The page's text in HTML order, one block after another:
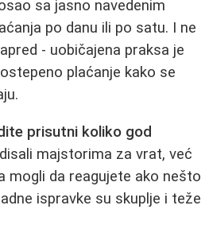
sa jasno navedenim
po danu ili po satu. I ne
- uobičajena praksa je
plaćanje kako se
prisutni koliko god
majstorima za vrat, već
mogli da reagujete ako nešto
ispravke su skuplje i teže